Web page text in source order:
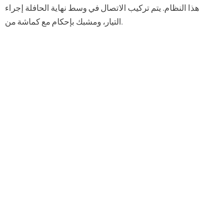
هذا النظام. يتم تركيب الاتصال في وسط نهاية الحافلة إجراء
التيار، ومشبك بإحكام مع كماشة من.